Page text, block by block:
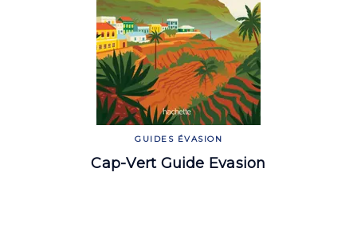
GUIDES ÉVASION
Cap-Vert Guide Evasion